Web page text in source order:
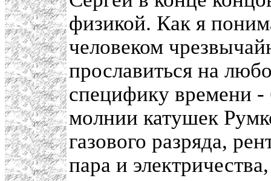
физикой. Как я
человеком
прославиться на
специфику времени -
молнии катушек
газового разряда,
пара и